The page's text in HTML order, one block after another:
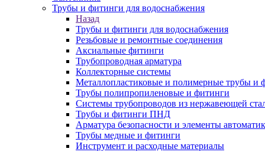
Трубы и фитинги для водоснабжения
Назад
Трубы и фитинги для водоснабжения
Резьбовые и ремонтные соединения
Аксиальные фитинги
Трубопроводная арматура
Коллекторные системы
Металлопластиковые и полимерные трубы и
Трубы полипропиленовые и фитинги
Системы трубопроводов из нержавеющей
Трубы и фитинги ПНД
Арматура безопасности и элементы
Трубы медные и фитинги
Инструмент и расходные материалы